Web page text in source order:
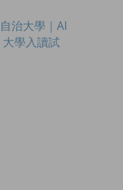
治大學｜AI
學入讀試